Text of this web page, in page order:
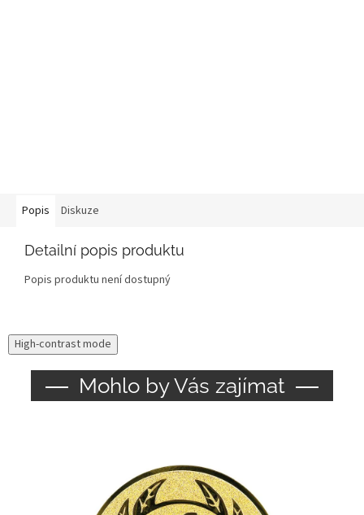
Popis Diskuze
Detailní popis produktu
Popis produktu není dostupný
High-contrast mode
Mohlo by Vás zajímat